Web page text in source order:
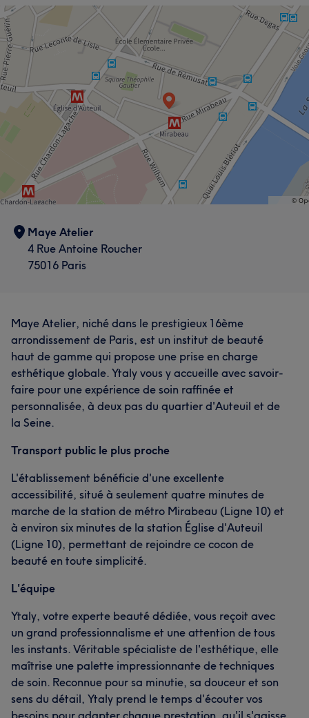
Maye Atelier
4 Rue Antoine Roucher
75016 Paris
Maye Atelier, niché dans le prestigieux 16ème
arrondissement de Paris, est un institut de beauté
haut de gamme qui propose une prise en charge
esthétique globale. Ytaly vous y accueille avec savoir-
faire pour une expérience de soin raffinée et
personnalisée, à deux pas du quartier d'Auteuil et de
la Seine.
Transport public le plus proche
L'établissement bénéficie d'une excellente
accessibilité, situé à seulement quatre minutes de
marche de la station de métro Mirabeau (Ligne 10) et
à environ six minutes de la station Église d'Auteuil
(Ligne 10), permettant de rejoindre ce cocon de
beauté en toute simplicité.
L'équipe
Ytaly, votre experte beauté dédiée, vous reçoit avec
un grand professionnalisme et une attention de tous
les instants. Véritable spécialiste de l'esthétique, elle
maîtrise une palette impressionnante de techniques
de soin. Reconnue pour sa minutie, sa douceur et son
sens du détail, Ytaly prend le temps d'écouter vos
besoins pour adapter chaque prestation, qu'il s'agisse